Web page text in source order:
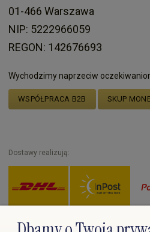
01-466 Warszawa
NIP: 5222966059
REGON: 142676693
Wychodzimy naprzeciw
WSPÓŁPRACA B2B SKUP
Dostawy realizują:
Zapłać przez: